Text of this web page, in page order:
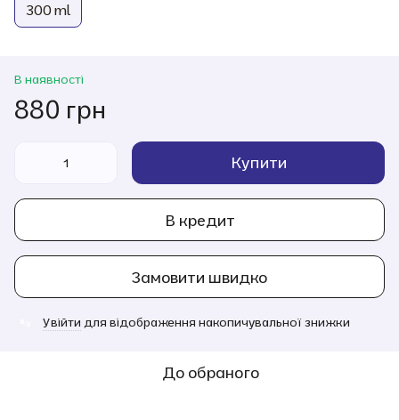
300 ml
В наявності
880 грн
Купити
В кредит
Замовити швидко
Увійти для відображення накопичувальної знижки
До обраного